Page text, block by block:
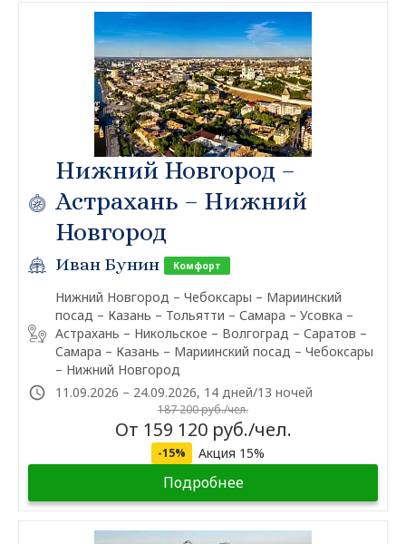
Нижний Новгород –
Астрахань – Нижний
Новгород
Иван Бунин Комфорт
Нижний Новгород – Чебоксары – Мариинский
посад – Казань – Тольятти – Самара – Усовка –
Астрахань – Никольское – Волгоград – Саратов –
Самара – Казань – Мариинский посад – Чебоксары
– Нижний Новгород
11.09.2026 – 24.09.2026, 14 дней/13 ночей
187 200 руб./чел.
От 159 120 руб./чел.
-15% Акция 15%
Подробнее